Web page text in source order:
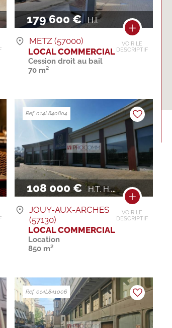
179 600 € H.I.
VOIR LE
DESCRIPTIF
METZ (57000)
LOCAL COMMERCIAL
Cession droit au bail
70 m²
108 000 € H.T. H.C. / AN
VOIR LE
DESCRIPTIF
Ref. 014L840804
JOUY-AUX-ARCHES
(57130)
LOCAL COMMERCIAL
Location
850 m²
Ref. 014L841006